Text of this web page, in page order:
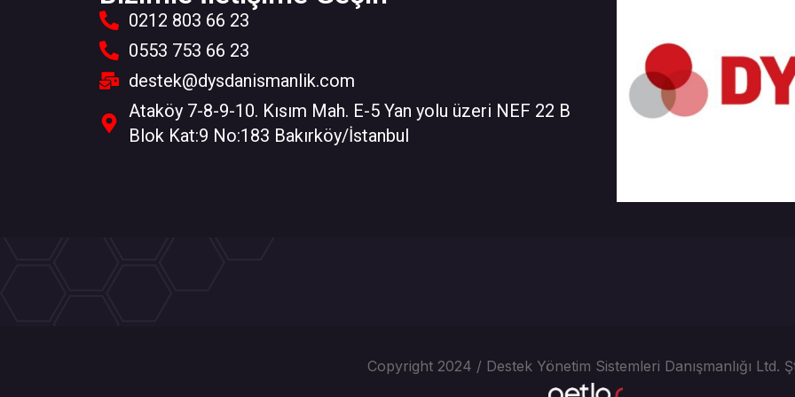
0212 803 66 23
0553 753 66 23
destek@dysdanismanlik.com
Ataköy 7-8-9-10. Kısım Mah. E-5 Yan yolu üzeri NEF 22 B
Blok Kat:9 No:183 Bakırköy/İstanbul
Copyright 2024 / Destek Yönetim Sistemleri Danışmanlığı Ltd.